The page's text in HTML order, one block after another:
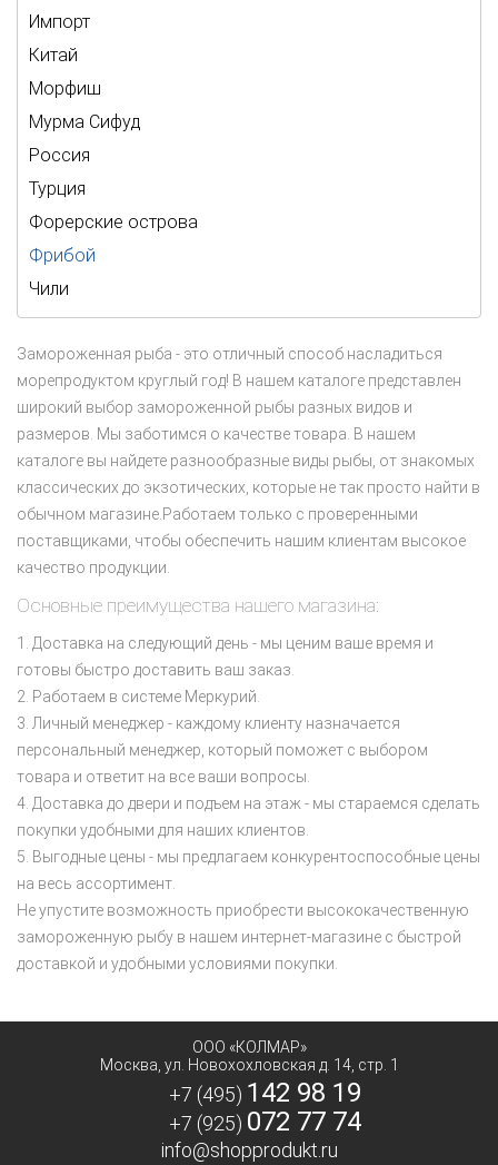
Импорт
Китай
Морфиш
Мурма Сифуд
Россия
Турция
Форерские острова
Фрибой
Чили
Замороженная рыба - это отличный способ насладиться
морепродуктом круглый год! В нашем каталоге представлен
широкий выбор замороженной рыбы разных видов и
размеров. Мы заботимся о качестве товара. В нашем
каталоге вы найдете разнообразные виды рыбы, от знакомых
классических до экзотических, которые не так просто найти в
обычном магазине.Работаем только с проверенными
поставщиками, чтобы обеспечить нашим клиентам высокое
качество продукции.
Основные преимущества нашего магазина:
Доставка на следующий день - мы ценим ваше время и
готовы быстро доставить ваш заказ.
Работаем в системе Меркурий.
Личный менеджер - каждому клиенту назначается
персональный менеджер, который поможет с выбором
товара и ответит на все ваши вопросы.
Доставка до двери и подъем на этаж - мы стараемся сделать
покупки удобными для наших клиентов.
Выгодные цены - мы предлагаем конкурентоспособные цены
на весь ассортимент.
Не упустите возможность приобрести высококачественную
замороженную рыбу в нашем интернет-магазине с быстрой
доставкой и удобными условиями покупки.
ООО «КОЛМАР»
Москва ул. Новохохловская д. 14, стр. 1
+7 (495) 142 98 19
+7 (925) 072 77 74
info@shopprodukt.ru